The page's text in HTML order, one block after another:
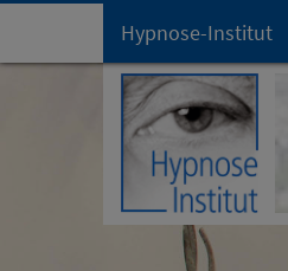
Hypnose-Institut
Startseite